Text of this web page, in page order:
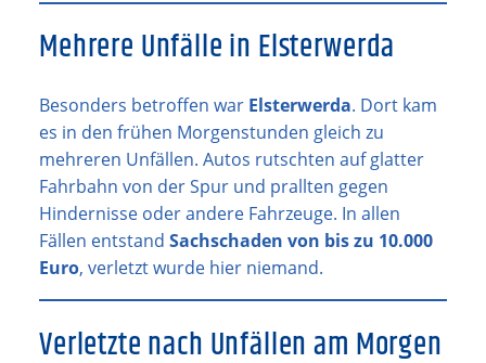
Mehrere Unfälle in Elsterwerda
Besonders betroffen war Elsterwerda. Dort kam
es in den frühen Morgenstunden gleich zu
mehreren Unfällen. Autos rutschten auf glatter
Fahrbahn von der Spur und prallten gegen
Hindernisse oder andere Fahrzeuge. In allen
Fällen entstand Sachschaden von bis zu 10.000
Euro, verletzt wurde hier niemand.
Verletzte nach Unfällen am Morgen